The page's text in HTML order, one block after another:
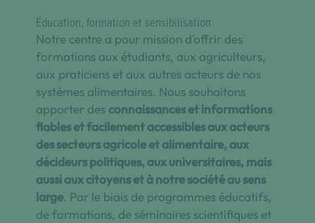
Éducation, formation et sensibilisation
Notre centre a pour mission d’offrir des
formations aux étudiants, aux agriculteurs,
aux praticiens et aux autres acteurs de nos
systèmes alimentaires. Nous souhaitons
apporter des connaissances et informations
fiables et facilement accessibles aux acteurs
des secteurs agricole et alimentaire, aux
décideurs politiques, aux universitaires, mais
aussi aux citoyens et à notre société au sens
large. Par le biais de programmes éducatifs,
de formations, de séminaires scientifiques et